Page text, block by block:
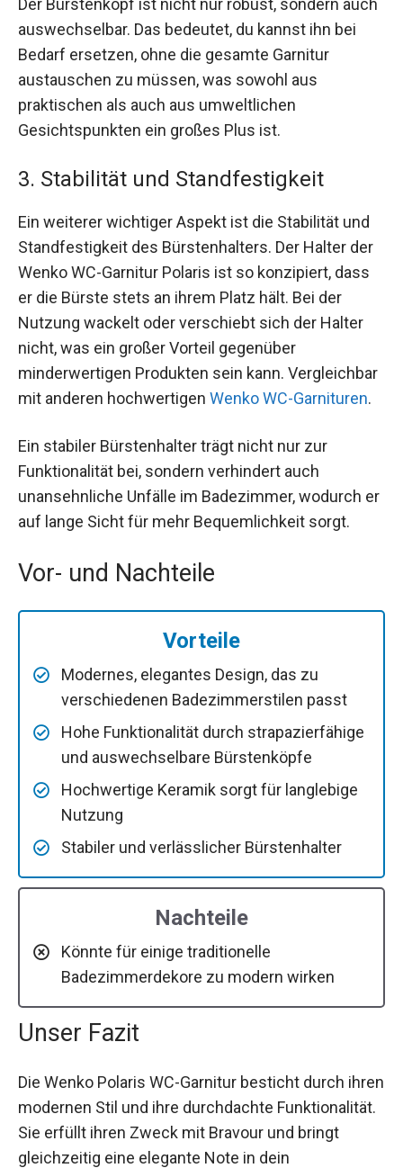
Der Bürstenkopf ist nicht nur robust, sondern auch
auswechselbar. Das bedeutet, du kannst ihn bei
Bedarf ersetzen, ohne die gesamte Garnitur
austauschen zu müssen, was sowohl aus
praktischen als auch aus umweltlichen
Gesichtspunkten ein großes Plus ist.
3. Stabilität und Standfestigkeit
Ein weiterer wichtiger Aspekt ist die Stabilität und
Standfestigkeit des Bürstenhalters. Der Halter der
Wenko WC-Garnitur Polaris ist so konzipiert, dass
er die Bürste stets an ihrem Platz hält. Bei der
Nutzung wackelt oder verschiebt sich der Halter
nicht, was ein großer Vorteil gegenüber
minderwertigen Produkten sein kann. Vergleichbar
mit anderen hochwertigen Wenko WC-Garnituren.
Ein stabiler Bürstenhalter trägt nicht nur zur
Funktionalität bei, sondern verhindert auch
unansehnliche Unfälle im Badezimmer, wodurch er
auf lange Sicht für mehr Bequemlichkeit sorgt.
Vor- und Nachteile
Vorteile
Modernes, elegantes Design, das zu
verschiedenen Badezimmerstilen passt
Hohe Funktionalität durch strapazierfähige
und auswechselbare Bürstenköpfe
Hochwertige Keramik sorgt für langlebige
Nutzung
Stabiler und verlässlicher Bürstenhalter
Nachteile
Könnte für einige traditionelle
Badezimmerdekore zu modern wirken
Unser Fazit
Die Wenko Polaris WC-Garnitur besticht durch ihren
modernen Stil und ihre durchdachte Funktionalität.
Sie erfüllt ihren Zweck mit Bravour und bringt
gleichzeitig eine elegante Note in dein